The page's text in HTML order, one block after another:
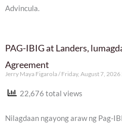
Advincula.
PAG-IBIG at Landers,
Agreement
Jerry Maya Figarola Friday, August 7, 2026
22,676 total views
Nilagdaan ngayong araw ng Pag-